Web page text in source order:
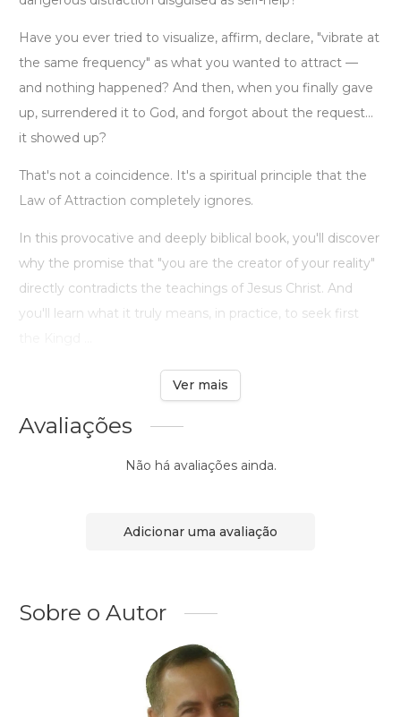
Have you ever tried to visualize, affirm, declare, "vibrate at
the same frequency" as what you wanted to attract —
and nothing happened? And then, when you finally gave
up, surrendered it to God, and forgot about the request...
it showed up?
That's not a coincidence. It's a spiritual principle that the
Law of Attraction completely ignores.
In this provocative and deeply biblical book, you'll discover
why the promise that "you are the creator of your reality"
directly contradicts the teachings of Jesus Christ. And
you'll learn what it truly means, in practice, to seek first
Ver mais
Avaliações
Não há avaliações ainda.
Adicionar uma avaliação
Sobre o Autor